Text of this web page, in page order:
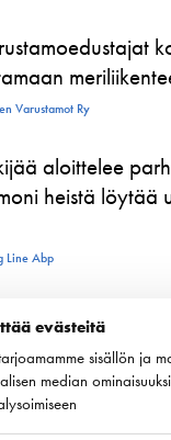
evästeitä
sisällön ja
median
Varustamot Ry
aloittelee
heistä löytää
Line Abp
and aviation
into clean